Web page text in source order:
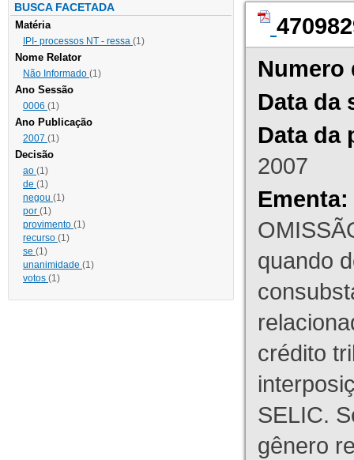
BUSCA FACETADA
Matéria
IPI- processos NT - ressa (1)
Nome Relator
Não Informado (1)
Ano Sessão
0006 (1)
Ano Publicação
2007 (1)
Decisão
ao (1)
de (1)
negou (1)
por (1)
provimento (1)
recurso (1)
se (1)
unanimidade (1)
votos (1)
Numero
Data da
Data da
2007
Ementa:
quando
crédito
SELIC.
gênero